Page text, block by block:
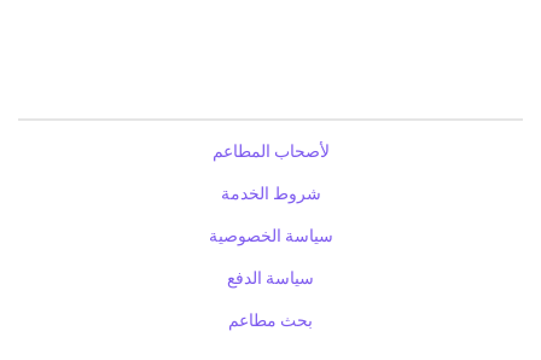
لأصحاب المطاعم
شروط الخدمة
سياسة الخصوصية
سياسة الدفع
بحث مطاعم